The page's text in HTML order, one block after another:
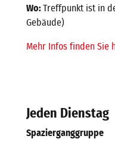
Wo:Treffpunkt ist in
Gebäude)
Mehr Infos finden Sie
Jeden Dienstag
Spazierganggruppe